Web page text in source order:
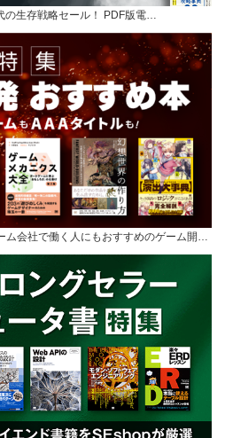
の生存戦略セール！ PDF版電…
ム会社で働く人にもおすすめのゲーム開…